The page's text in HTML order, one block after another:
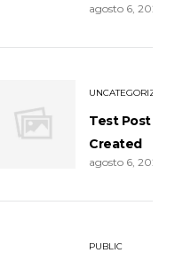
agosto 6, 2026
UNCATEGORIZED
Test Post
Created
agosto 6, 2026
PUBLIC